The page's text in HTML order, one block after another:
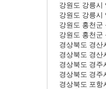
강원도 강릉시
강원도 강릉시
강원도 홍천군
강원도 홍천군
경상북도 경산
경상북도 경산
경상북도 경주
경상북도 경주
경상북도 포항